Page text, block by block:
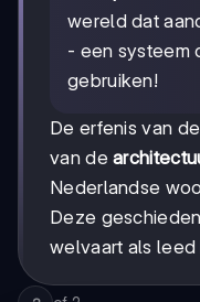
wereld dat
- een systeem
gebruiken!
De erfenis van
van de
Nederlandse
Deze
welvaart als leed